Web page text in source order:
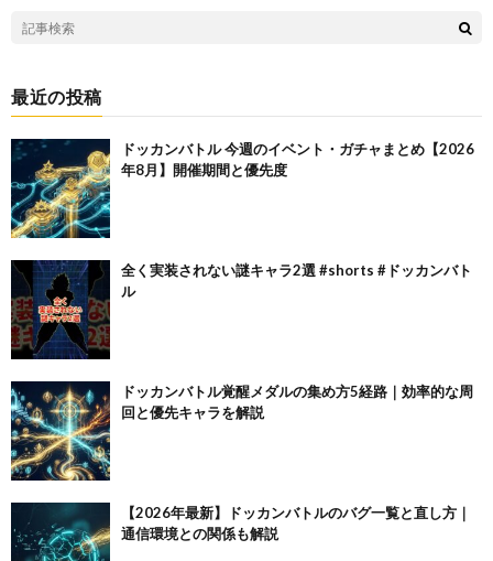
最近の投稿
ドッカンバトル 今週のイベント・ガチャまとめ【2026
年8月】開催期間と優先度
全く実装されない謎キャラ2選 #shorts #ドッカンバト
ル
ドッカンバトル覚醒メダルの集め方5経路｜効率的な周
回と優先キャラを解説
【2026年最新】ドッカンバトルのバグ一覧と直し方｜
通信環境との関係も解説